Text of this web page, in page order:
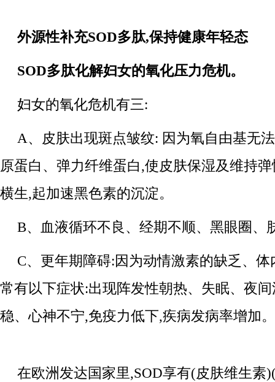
外源性补充SOD多肽,保持健康年轻态
SOD多肽化解妇女的氧化压力危机。
妇女的氧化危机有三:
A、皮肤出现斑点皱纹: 因为氧自由基无
原蛋白、弹力纤维蛋白,使皮肤保湿及维持
横生,起加速黑色素的沉淀。
B、血液循环不良、经期不顺、黑眼圈、
C、更年期障碍:因为动情激素的缺乏、
常有以下症状:出现阵发性朝热、失眠、夜
稳、心神不宁,免疫力低下,疾病发病率增加。
在欧洲发达国家里,SOD享有(皮肤维生素